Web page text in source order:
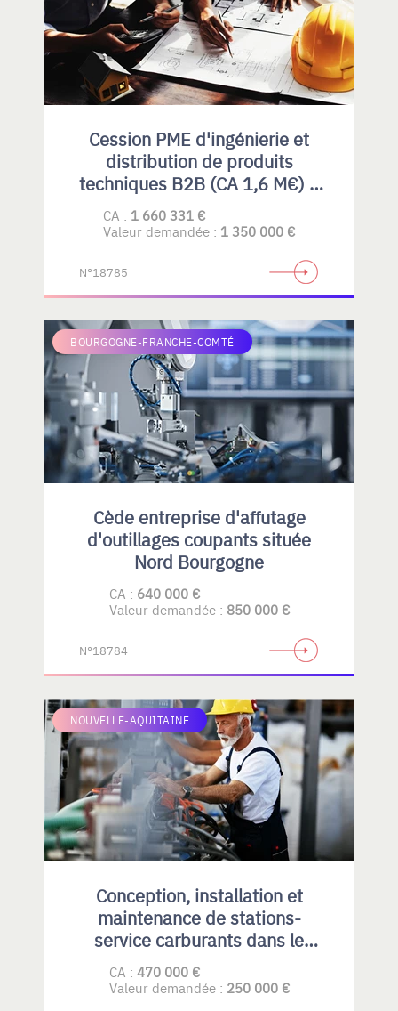
Cession PME d'ingénierie et
distribution de produits
techniques B2B (CA 1,6 M€) –
Rhône-Alpes
CA : 1 660 331 €
Valeur demandée : 1 350 000 €
N°18785
BOURGOGNE-FRANCHE-COMTÉ
Cède entreprise d'affutage
d'outillages coupants située
Nord Bourgogne
CA : 640 000 €
Valeur demandée : 850 000 €
N°18784
NOUVELLE-AQUITAINE
Conception, installation et
maintenance de stations-
service carburants dans le
Privatif et collectivités
CA : 470 000 €
Valeur demandée : 250 000 €